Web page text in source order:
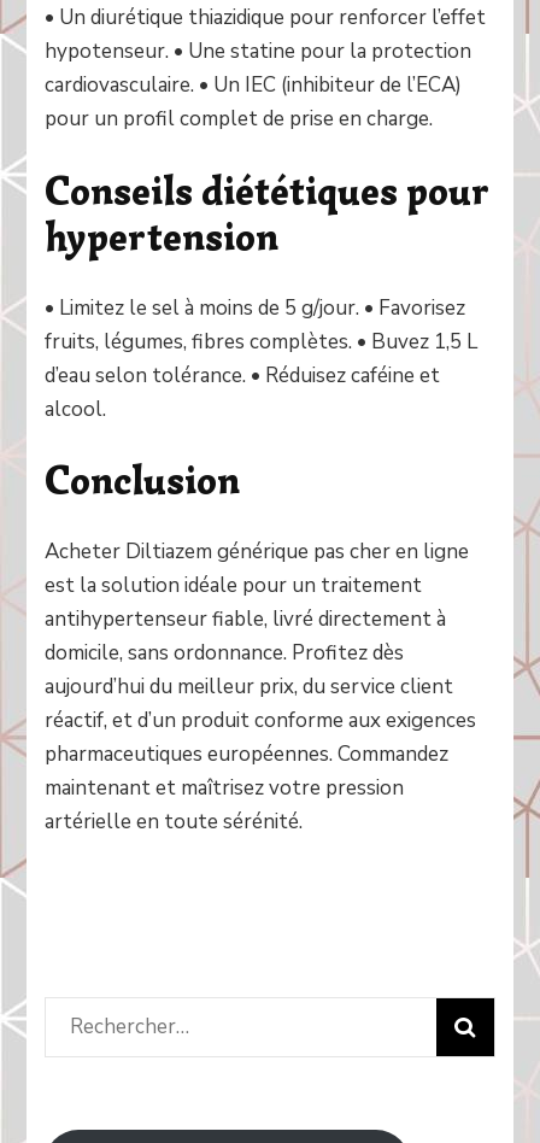
• Un diurétique thiazidique pour renforcer l’effet
hypotenseur. • Une statine pour la protection
cardiovasculaire. • Un IEC (inhibiteur de l’ECA)
pour un profil complet de prise en charge.
Conseils diététiques pour
hypertension
• Limitez le sel à moins de 5 g/jour. • Favorisez
fruits, légumes, fibres complètes. • Buvez 1,5 L
d’eau selon tolérance. • Réduisez caféine et
alcool.
Conclusion
Acheter Diltiazem générique pas cher en ligne
est la solution idéale pour un traitement
antihypertenseur fiable, livré directement à
domicile, sans ordonnance. Profitez dès
aujourd’hui du meilleur prix, du service client
réactif, et d’un produit conforme aux exigences
pharmaceutiques européennes. Commandez
maintenant et maîtrisez votre pression
artérielle en toute sérénité.
Rechercher
: